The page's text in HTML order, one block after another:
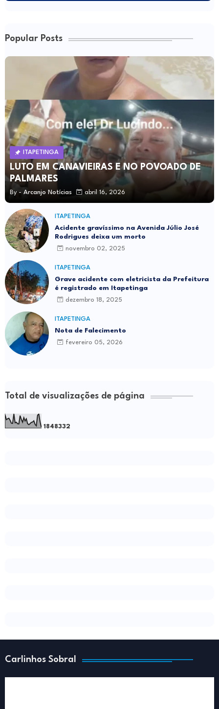
Popular Posts
ITAPETINGA
LUTO EM CANAVIEIRAS E NO POVOADO DE
PALMARES
By - Arcanjo Notícias abril 16, 2026
ITAPETINGA
Acidente gravíssimo na Avenida Júlio José
Rodrigues deixa um morto
novembro 02, 2025
ITAPETINGA
Grave acidente com eletricista da Prefeitura
é registrado em Itapetinga
dezembro 18, 2025
ITAPETINGA
Nota de Falecimento
fevereiro 05, 2026
Total de visualizações de página
1 848332
Carlinhos Sobral